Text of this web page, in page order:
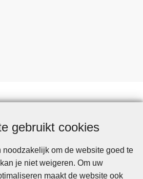
gebruikt cookies
om de website goed te
je niet weigeren. Om uw
maakt de website ook